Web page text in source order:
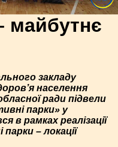
майбутнє
закладу
населення
ради підвели
парки» у
в рамках реалізації
– локації